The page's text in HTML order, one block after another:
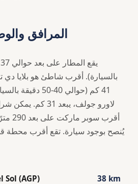
المرافق
بالسيارة). أقرب شاطئ هو بلايا دي
41 كم (حوالي 40-
لاورو جولف، يبعد
أقرب
يُنصح بوجود سيارة. تقع أقرب محطة
Sol (AGP) 38 km